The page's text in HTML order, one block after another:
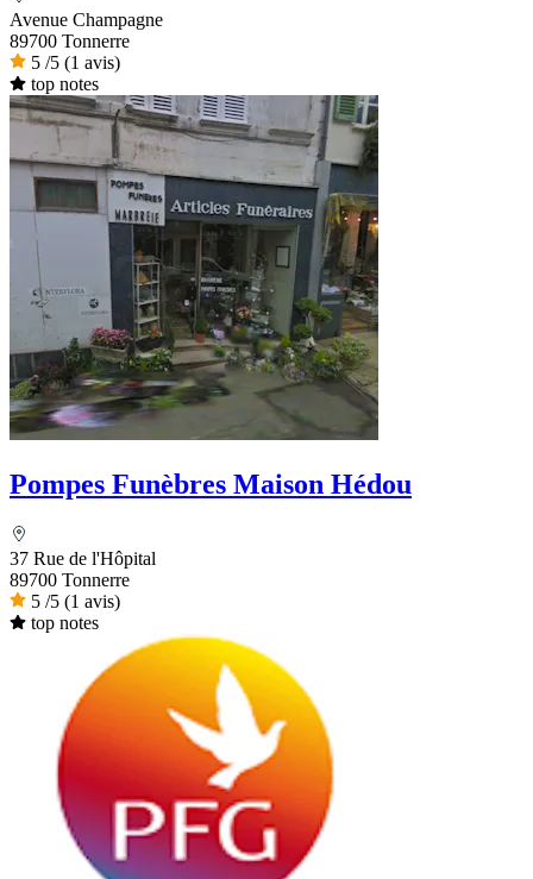
Avenue Champagne
89700 Tonnerre
5 /5 (1 avis)
top notes
Pompes Funèbres Maison Hédou
37 Rue de l'Hôpital
89700 Tonnerre
5 /5 (1 avis)
top notes